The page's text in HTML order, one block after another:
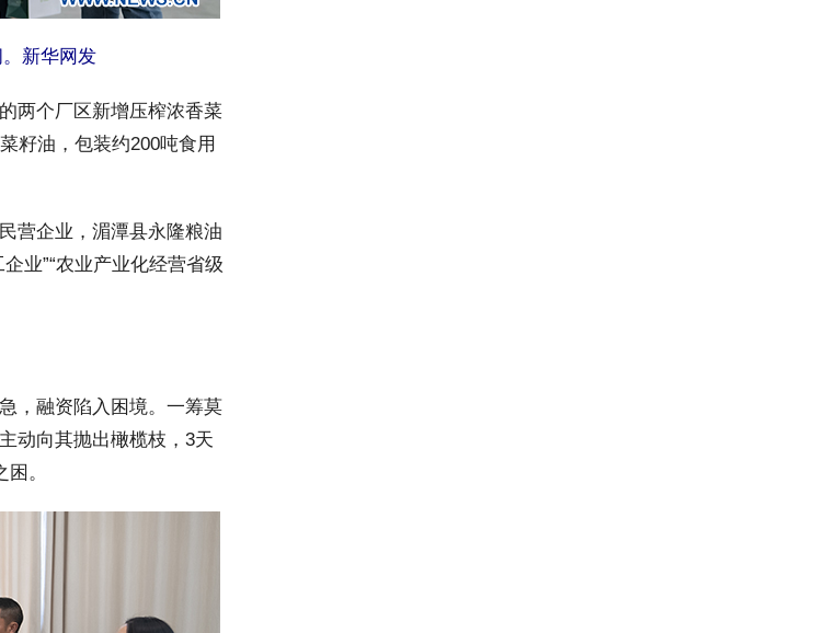
新华网发
两个厂区新增压榨浓香菜
籽油，包装约200吨食用
企业，湄潭县永隆粮油
业”“农业产业化经营省级
，融资陷入困境。一筹莫
动向其抛出橄榄枝，3天
。